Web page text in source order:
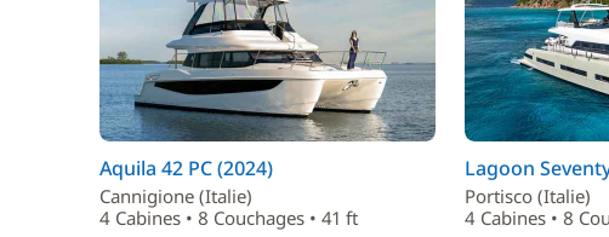
Aquila 42 PC (2024)
Cannigione (Italie)
4 Cabines • 8 Couchages • 41 ft
Lagoon
Portisco (Italie)
4 Cabines • 8